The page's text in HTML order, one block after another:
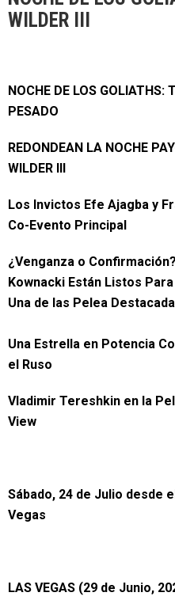
WILDER III
NOCHE DE LOS GOLIATHS:
PESADO
REDONDEAN LA NOCHE
WILDER III
Los Invictos Efe Ajagba y
Co-Evento Principal
¿Venganza o
Kownacki Están Listos
Una de las Pelea
Una Estrella en Potencia
el Ruso
Vladimir Tereshkin en la
View
Sábado, 24 de Julio desde
Vegas
LAS VEGAS (29 de Junio,